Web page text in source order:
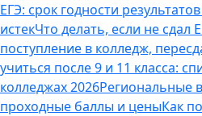
ЕГЭ: срок годности
истекЧто делать, если не сдал
поступление в колледж,
учиться после 9 и 11 класса:
колледжах 2026Региональные
проходные баллы и ценыКак